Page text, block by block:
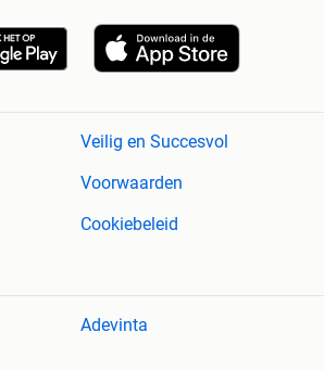
Veilig en Succesvol
Voorwaarden
Cookiebeleid
Adevinta